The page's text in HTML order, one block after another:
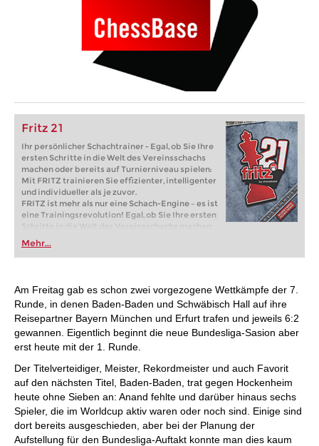
Fritz 21
Ihr persönlicher Schachtrainer - Egal, ob Sie Ihre
ersten Schritte in die Welt des Vereinsschachs
machen oder bereits auf Turnierniveau spielen:
Mit FRITZ trainieren Sie effizienter, intelligenter
und individueller als je zuvor.
FRITZ ist mehr als nur eine Schach-Engine – es ist
eine Trainingsrevolution! Egal, ob Sie Ihre ersten
Schritte in die Welt des Vereinsschachs machen
oder bereits auf Turnierniveau spielen: Mit
FRITZ trainieren Sie effizienter, intelligenter und
individueller als je zuvor.
Mehr...
Am Freitag gab es schon zwei vorgezogene Wettkämpfe der 7.
Runde, in denen Baden-Baden und Schwäbisch Hall auf ihre
Reisepartner Bayern München und Erfurt trafen und jeweils 6:2
gewannen. Eigentlich beginnt die neue Bundesliga-Sasion aber
erst heute mit der 1. Runde.
Der Titelverteidiger, Meister, Rekordmeister und auch Favorit
auf den nächsten Titel, Baden-Baden, trat gegen Hockenheim
heute ohne Sieben an: Anand fehlte und darüber hinaus sechs
Spieler, die im Worldcup aktiv waren oder noch sind. Einige sind
dort bereits ausgeschieden, aber bei der Planung der
Aufstellung für den Bundesliga-Auftakt konnte man dies kaum